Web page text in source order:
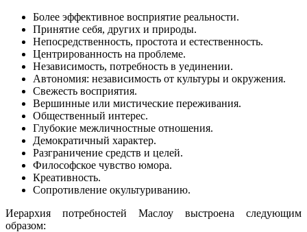
Более эффективное восприятие реальности.
Принятие себя, других и природы.
Непосредственность, простота и естественность.
Центрированность на проблеме.
Независимость, потребность в уединении.
Автономия: независимость от культуры и окружения.
Свежесть восприятия.
Вершинные или мистические переживания.
Общественный интерес.
Глубокие межличностные отношения.
Демократичный характер.
Разграничение средств и целей.
Философское чувство юмора.
Креативность.
Сопротивление окультуриванию.
Иерархия потребностей Маслоу выстроена следующим
образом: